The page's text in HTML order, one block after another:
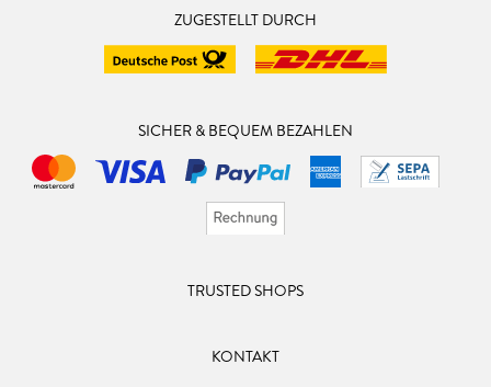
ZUGESTELLT DURCH
SICHER & BEQUEM BEZAHLEN
TRUSTED SHOPS
KONTAKT